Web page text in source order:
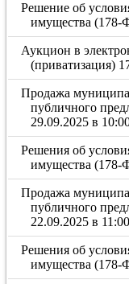
Решение об
имущества (178-
Аукцион в
(приватизация)
Продажа
публичного
29.09.2025 в
Решения об
имущества (178-
Продажа
публичного
22.09.2025 в
Решения об
имущества (178-